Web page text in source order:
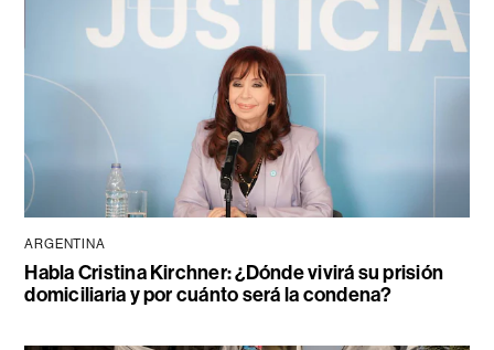
ARGENTINA
Habla Cristina Kirchner: ¿Dónde vivirá su prisión
domiciliaria y por cuánto será la condena?